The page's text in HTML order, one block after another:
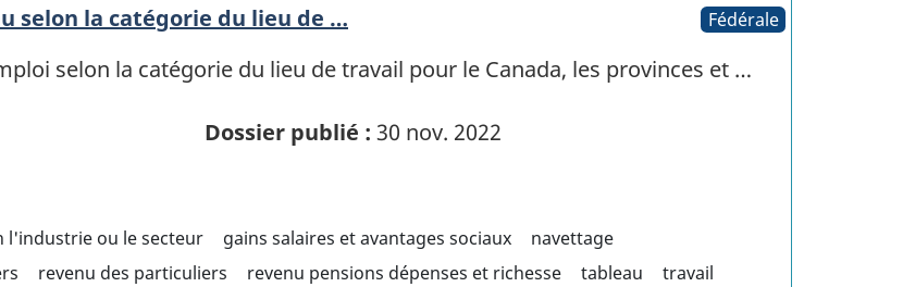
selon la catégorie du lieu de … Fédérale
selon la catégorie du lieu de travail pour le Canada, les provinces et …
Dossier publié : 30 nov. 2022
l'industrie ou le secteur gains salaires et avantages sociaux
navettage
revenu des particuliers revenu pensions dépenses et richesse tableau
travail